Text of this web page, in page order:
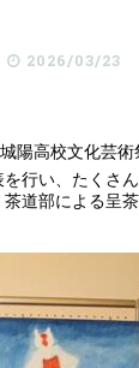
2026/03/23
陽高校文化芸術
行い、たくさ
道部による呈茶